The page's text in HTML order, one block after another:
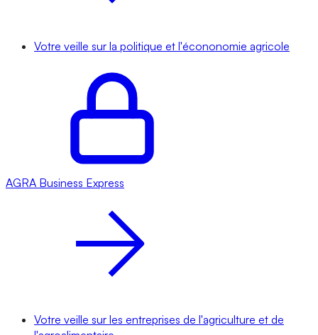
Votre veille sur la politique et l'écononomie agricole
AGRA Business Express
Votre veille sur les entreprises de l'agriculture et de